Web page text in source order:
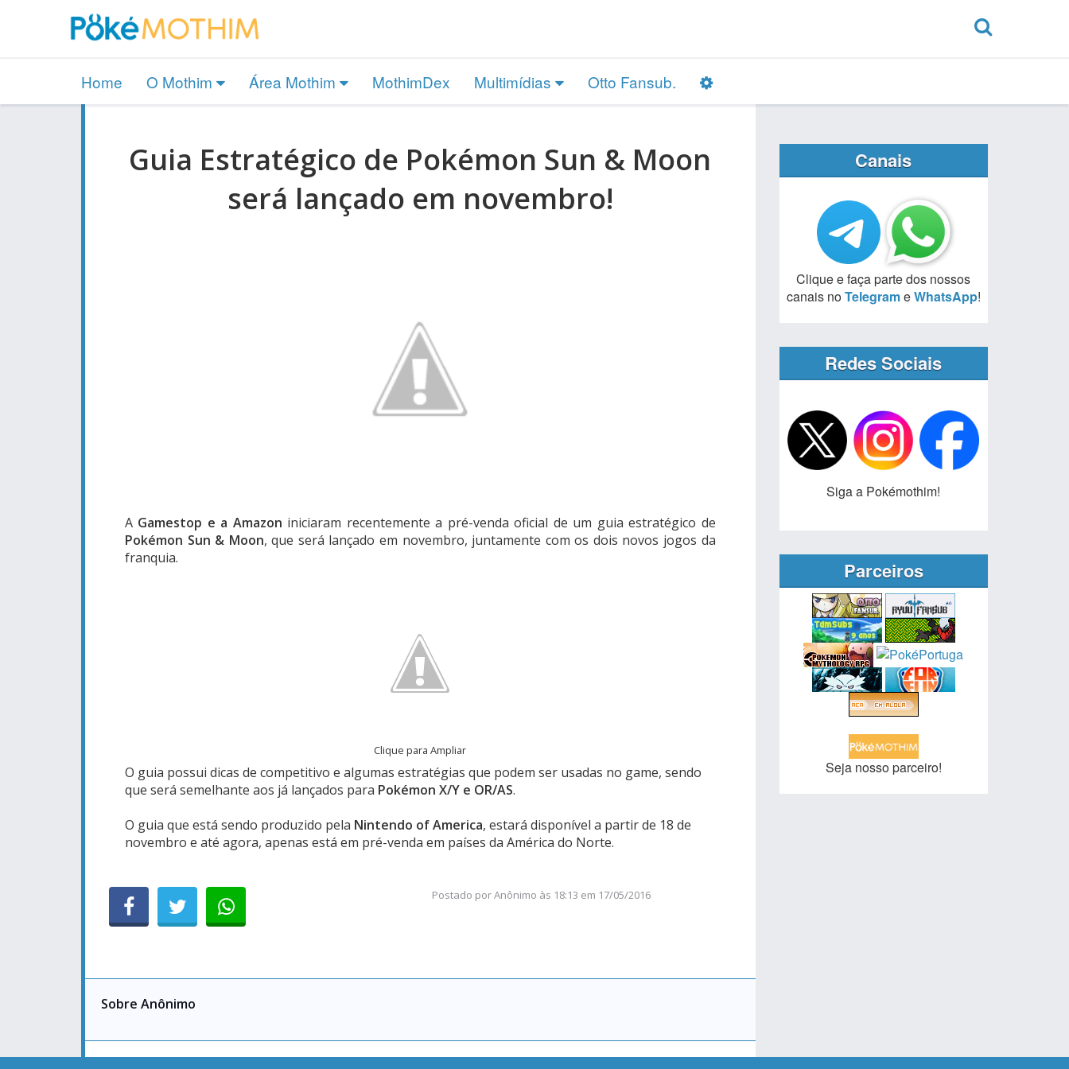
Home O Mothim Área Mothim MothimDex Multimídias Otto Fansub.
Guia Estratégico de Pokémon Sun & Moon
será lançado em novembro!
A Gamestop e a Amazon iniciaram recentemente a pré-venda oficial de um guia estratégico de
Pokémon Sun & Moon, que será lançado em novembro, juntamente com os dois novos jogos da
franquia.
Clique para Ampliar
O guia possui dicas de competitivo e algumas estratégias que podem ser usadas no game, sendo
que será semelhante aos já lançados para Pokémon X/Y e OR/AS.
O guia que está sendo produzido pela Nintendo of America, estará disponível a partir de 18 de
novembro e até agora, apenas está em pré-venda em países da América do Norte.
Postado porAnônimo às 18:13 em 17/05/2016
Sobre Anônimo
Canais
Clique e faça parte dos nossos
canais noTelegrameWhatsApp!
Redes Sociais
Siga a Pokémothim!
Parceiros
Seja nosso parceiro!